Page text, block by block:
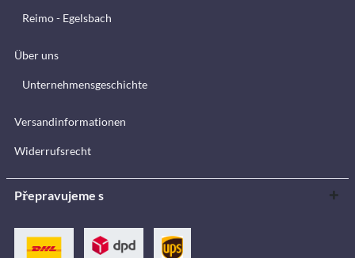
Reimo - Egelsbach
Über uns
Unternehmensgeschichte
Versandinformationen
Widerrufsrecht
Přepravujeme s